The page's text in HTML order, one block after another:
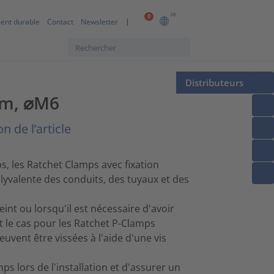
0 FR
durable Contact Newsletter
Distributeurs
⌀M6
de l’article
les Ratchet Clamps avec fixation
des conduits, des tuyaux et des
ou lorsqu'il est nécessaire d'avoir
cas pour les Ratchet P-Clamps
être vissées à l'aide d'une vis
lors de l'installation et d'assurer un